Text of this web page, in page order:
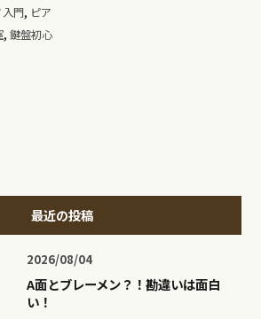
入門, ピア
, 鍵盤初心
最近の投稿
2026/08/04
A面とブレーメン？！勘違いは面白
い！